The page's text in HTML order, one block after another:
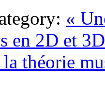
«
en 2D et
théorie